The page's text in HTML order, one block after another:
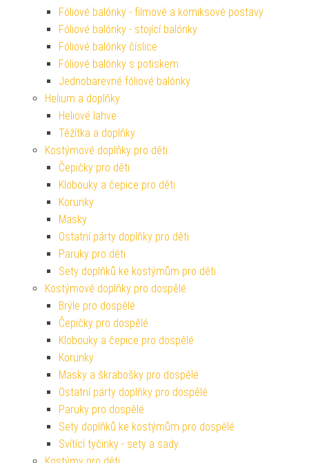
Fóliové balónky - filmové a komiksové postavy
Fóliové balónky - stojící balónky
Fóliové balónky číslice
Fóliové balónky s potiskem
Jednobarevné fóliové balónky
Helium a doplňky
Heliové lahve
Těžítka a doplňky
Kostýmové doplňky pro děti
Čepičky pro děti
Klobouky a čepice pro děti
Korunky
Masky
Ostatní párty doplňky pro děti
Paruky pro děti
Sety doplňků ke kostýmům pro děti
Kostýmové doplňky pro dospělé
Brýle pro dospělé
Čepičky pro dospělé
Klobouky a čepice pro dospělé
Korunky
Masky a škrabošky pro dospělé
Ostatní párty doplňky pro dospělé
Paruky pro dospělé
Sety doplňků ke kostýmům pro dospělé
Svítící tyčinky - sety a sady